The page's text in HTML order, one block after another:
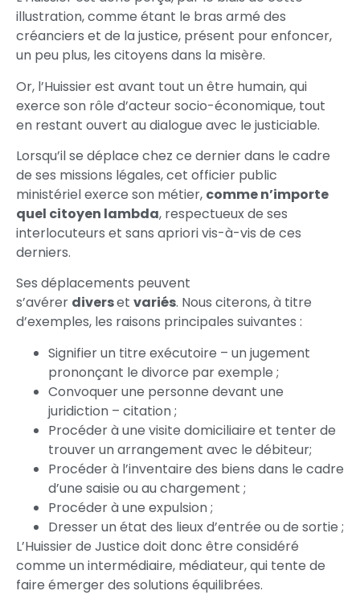
illustration, comme étant le bras armé des
créanciers et de la justice, présent pour enfoncer,
un peu plus, les citoyens dans la misère.
Or, l’Huissier est avant tout un être humain, qui
exerce son rôle d’acteur socio-économique, tout
en restant ouvert au dialogue avec le justiciable.
Lorsqu’il se déplace chez ce dernier dans le cadre
de ses missions légales, cet officier public
ministériel exerce son métier, comme n’importe
quel citoyen lambda, respectueux de ses
interlocuteurs et sans apriori vis-à-vis de ces
derniers.
Ses déplacements peuvent
s’avérer diverset variés. Nous citerons, à titre
d’exemples, les raisons principales suivantes :
Signifier un titre exécutoire – un jugement
prononçant le divorce par exemple ;
Convoquer une personne devant une
juridiction – citation ;
Procéder à une visite domiciliaire et tenter de
trouver un arrangement avec le débiteur;
Procéder à l’inventaire des biens dans le cadre
d’une saisie ou au chargement ;
Procéder à une expulsion ;
Dresser un état des lieux d’entrée ou de sortie ;
L’Huissier de Justice doit donc être considéré
comme un intermédiaire, médiateur, qui tente de
faire émerger des solutions équilibrées.